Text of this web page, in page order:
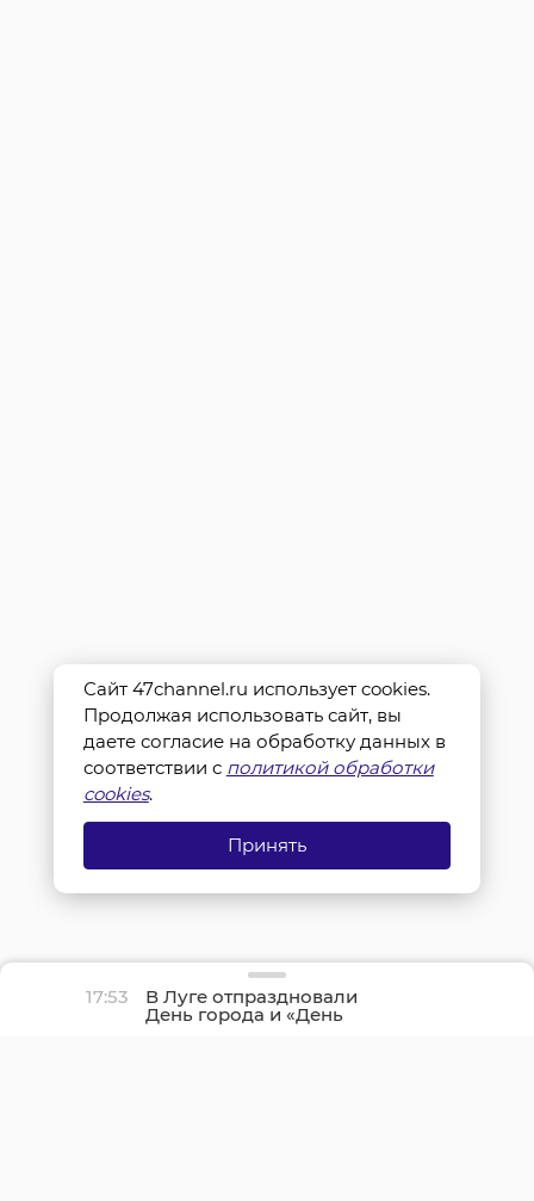
17:53 В Луге отпраздновали
День города и «День
детства»
Сайт 47channel.ru использует cookies.
Продолжая использовать сайт, вы
даете согласие на обработку данных в
соответствии с политикой обработки
cookies.
Принять